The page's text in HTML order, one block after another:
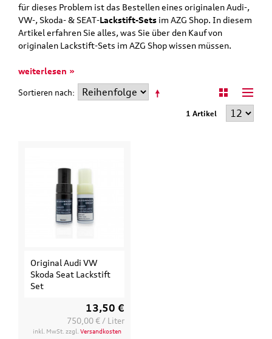
für dieses Problem ist das Bestellen eines originalen Audi-,
VW-, Skoda- & SEAT-Lackstift-Sets im AZG Shop. In diesem
Artikel erfahren Sie alles, was Sie über den Kauf von
originalen Lackstift-Sets im AZG Shop wissen müssen.
weiterlesen »
Sortieren nach
1 Artikel
Original Audi VW
Skoda Seat Lackstift
Set
13,50 €
750,00 € / Liter
inkl. MwSt. zzgl.Versandkosten